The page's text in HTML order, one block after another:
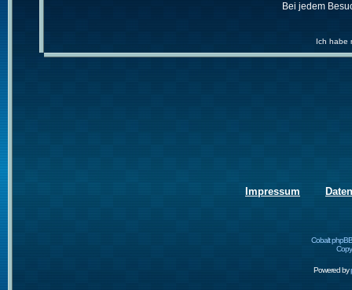
Bei jedem
Ich habe
Impressum
Cobalt
Powered by